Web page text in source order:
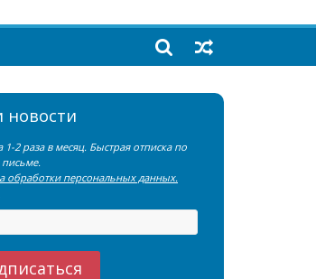
новости
1-2 раза в месяц. Быстрая отписка по
письме.
обработки персональных данных.